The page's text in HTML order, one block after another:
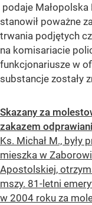
podaje Małopolska
stanowił poważne
trwania podjętych
na komisariacie
funkcjonariusze w
substancje zostały
Skazany za
zakazem
Ks. Michał M., były
mieszka w
Apostolskiej,
mszy. 81-letni
w 2004 roku za